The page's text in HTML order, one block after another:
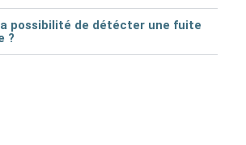
possibilité de détécter une fuite
?